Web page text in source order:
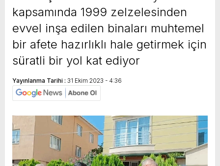
kapsamında 1999 zelzelesinden
evvel inşa edilen binaları muhtemel
bir afete hazırlıklı hale getirmek için
süratli bir yol kat ediyor
Yayınlanma Tarihi : 31 Ekim 2023 - 4:36